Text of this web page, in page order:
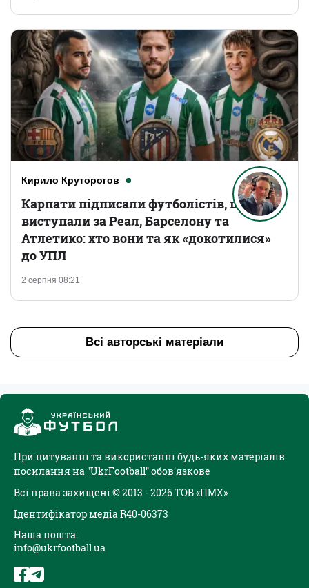
Кирило Круторогов
2 серпня 08:21
Карпати підписали футболістів, що
виступали за Реал, Барселону та
Атлетико: хто вони та як «докотилися»
до УПЛ
Всі авторські матеріали
При цитуванні та використанні будь-яких матеріалів
посилання на "UkrFootball" обов'язкове
Всі права захищені © 2013 - 2026 ТОВ «ПМХ»
Ідентифікатор медіа R40-06373
Наша пошта:
info@ukrfootball.ua